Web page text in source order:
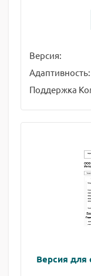
Версия:
Адаптивность:
Поддержка
Версия для